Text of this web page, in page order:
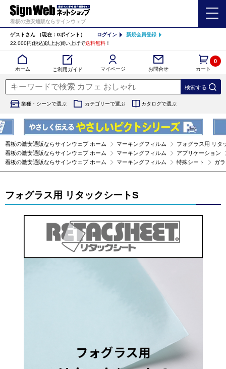
看板の激安通販ならサインウェブ
ゲストさん （現在：0ポイント） ログイン
新規会員登録
22,000円(税込)以上お買い上げで送料無料 ！
ホーム ご利用ガイド マイページ お問合せ カート
0
業種・シーンで選ぶ カテゴリーで選ぶ カタログで選ぶ
看板の激安通販ならサインウェブ ホーム マーキングフィルム
フォグラス用 リタ
看板の激安通販ならサインウェブ ホーム
マーキングフィルム
アプリケーション
看板の激安通販ならサインウェブ ホーム
マーキングフィルム 特殊シート ガ
フォグラス用 リタックシートS